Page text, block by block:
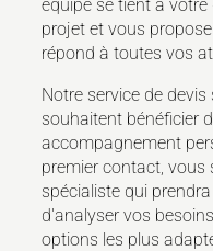
équipe se tient à
projet et vous
répond à toutes vos
Notre service de
souhaitent bénéficier
accompagnement
premier contact, vous
spécialiste qui
d'analyser vos
options les plus